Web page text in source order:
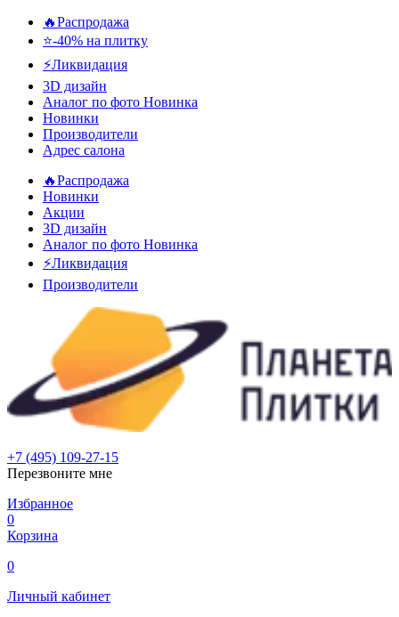
🔥Распродажа
⭐-40% на плитку
⚡️Ликвидация
3D дизайн
Аналог по фото Новинка
Новинки
Производители
Адрес салона
🔥Распродажа
Новинки
Акции
3D дизайн
Аналог по фото Новинка
⚡Ликвидация
Производители
+7 (495) 109-27-15
Перезвоните мне
Избранное
0
Корзина
0
Личный кабинет